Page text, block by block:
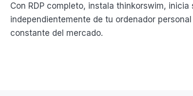
Con RDP completo, instala thinkorswim,
independientemente de tu ordenador
constante del mercado.